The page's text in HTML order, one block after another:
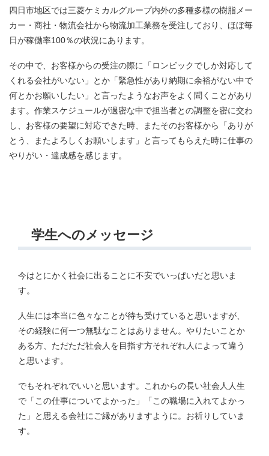
四日市地区では三菱ケミカルグループ内外の多種多様の樹脂メー
カー・商社・物流会社から物流加工業務を受注しており、ほぼ毎
日が稼働率100％の状況にあります。
その中で、お客様からの受注の際に「ロンビックでしか対応して
くれる会社がいない」とか「緊急性があり納期に余裕がない中で
何とかお願いしたい」と言ったようなお声をよく聞くことがあり
ます。作業スケジュールが過密な中で担当者との調整を密に交わ
し、お客様の要望に対応できた時、またそのお客様から「ありが
とう、またよろしくお願いします」と言ってもらえた時に仕事の
やりがい・達成感を感じます。
学生へのメッセージ
今はとにかく社会に出ることに不安でいっぱいだと思いま
す。
人生には本当に色々なことが待ち受けていると思いますが、
その経験に何一つ無駄なことはありません。やりたいことか
ある方、ただただ社会人を目指す方それぞれ人によって違う
と思います。
でもそれぞれでいいと思います。これからの長い社会人人生
で「この仕事についてよかった」「この職場に入れてよかっ
た」と思える会社にご縁がありますように。お祈りしていま
す。